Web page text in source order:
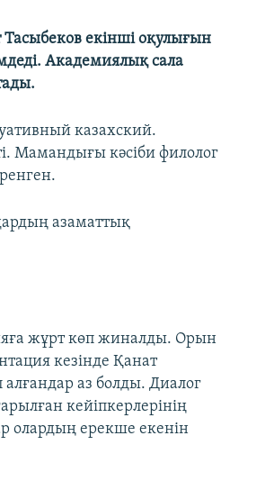
екінші оқулығын
Академиялық сала
казахский.
Мамандығы кәсіби филолог
азаматтық
жұрт көп жиналды. Орын
кезінде Қанат
алғандар аз болды. Диалог
кейіпкерлерінің
олардың ерекше екенін